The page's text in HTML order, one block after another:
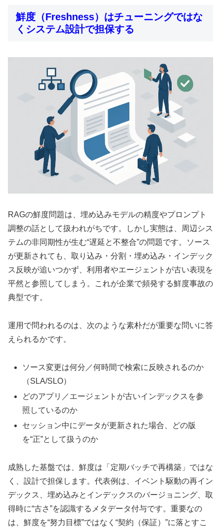
鮮度（Freshness）はチューニングではな
くシステム設計で担保する
RAGの鮮度問題は、埋め込みモデルの精度やプロンプト
調整の話として扱われがちです。しかし実態は、周辺シス
テムの非同期性が生む“遅延と不整合”の問題です。ソース
が更新されても、取り込み・分割・埋め込み・インデック
ス反映が追いつかず、利用者やエージェントが古い表現を
平然と参照してしまう。これが企業で頻発する鮮度事故の
典型です。
運用で問われるのは、次のような素朴だが重要な問いに答
えられるかです。
ソース変更は何分／何時間で検索に反映されるのか
（SLA/SLO）
どのアプリ／エージェントが古いインデックスを参
照しているのか
セッション中にデータが更新された場合、どの版
を“正”として扱うのか
成熟した基盤では、鮮度は「定期バッチで再構築」ではな
く、設計で担保します。代表例は、イベント駆動の再イン
デックス、埋め込みとインデックスのバージョニング、取
得時に“古さ”を認識するメタデータ付与です。重要なの
は、鮮度を“努力目標”ではなく“契約（保証）”に落とすこ